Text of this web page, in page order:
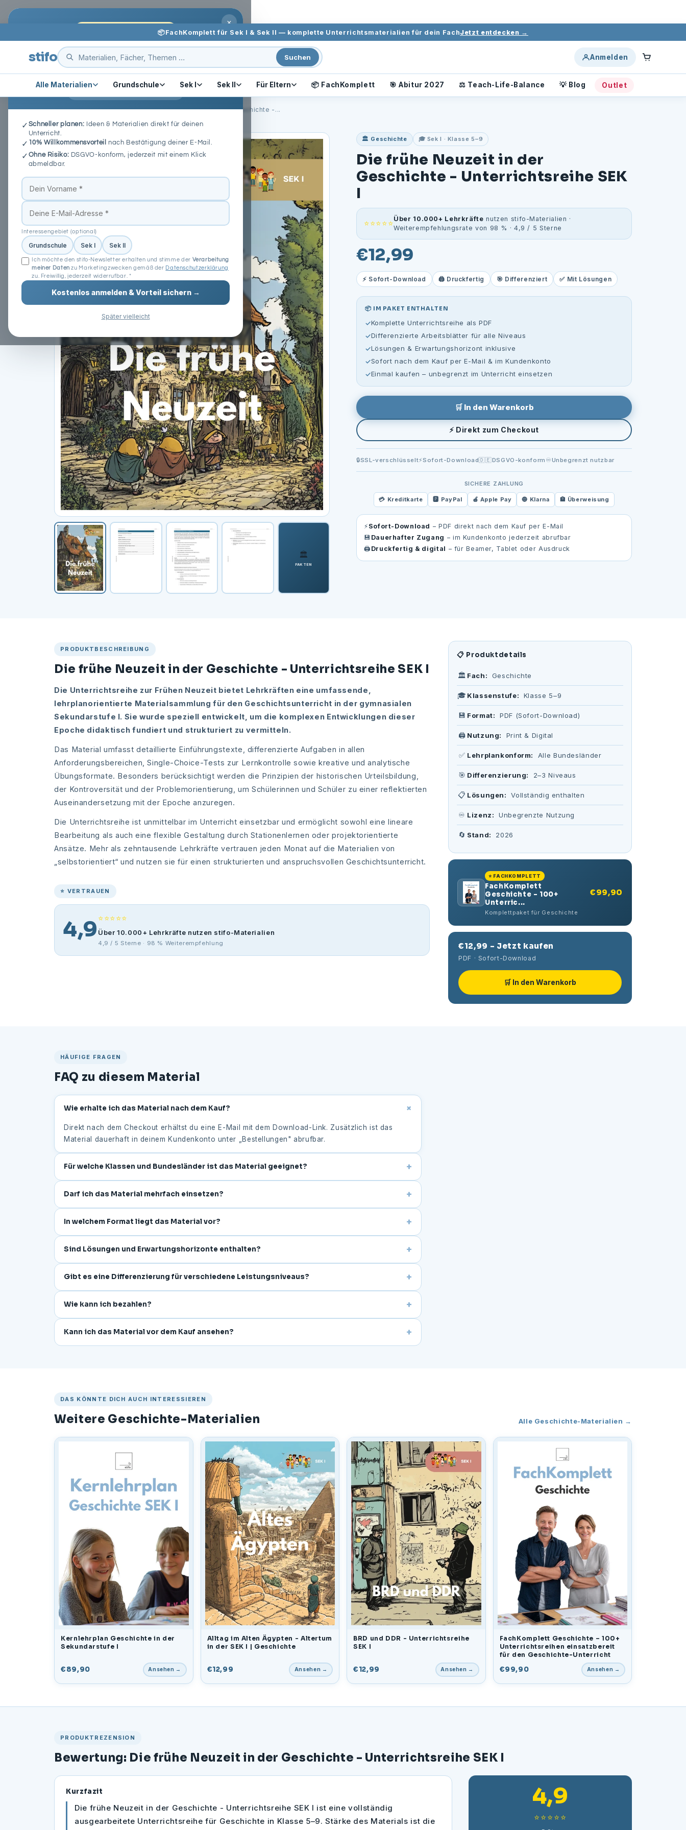
×
KOSTENLOS FÜR LEHRKRÄFTE
Unterricht leichter vorbereiten
Praktische Ideen, neue Materialien und dein 10%-
Willkommenscode per Mail.
✓ Schneller planen: Ideen & Materialien direkt für deinen
Unterricht.
✓ 10% Willkommensvorteil nach Bestätigung deiner E-Mail.
✓ Ohne Risiko: DSGVO-konform, jederzeit mit einem Klick
abmeldbar.
Interessengebiet (optional)
Grundschule Sek I Sek II
Ich möchte den stifo-Newsletter erhalten und stimme der Verarbeitung
meiner Daten zu Marketingzwecken gemäß der Datenschutzerklärung
zu. Freiwillig, jederzeit widerrufbar. *
Kostenlos anmelden & Vorteil sichern →
Später vielleicht
stifo - Students & Teachers Innovate Forward
📦FachKomplett für Sek I & Sek II — komplette Unterrichtsmaterialien für dein FachJetzt entdecken →
stifo Suchen Anmelden
Alle Materialien Grundschule Sek I Sek II Für Eltern 📦 FachKomplett 🎯 Abitur 2027 ⚖️ Teach-Life-Balance 💡 Blog Outlet
stifo.de›Sek I›🏛️ Geschichte›Die frühe Neuzeit in der Geschichte -...
📄 PDF
🏛️
FAKTEN
🏛️ Geschichte 🎓 Sek I · Klasse 5–9
Die frühe Neuzeit in der
Geschichte - Unterrichtsreihe SEK
I
⭐⭐⭐⭐⭐Über 10.000+ Lehrkräfte nutzen stifo-Materialien ·
Weiterempfehlungsrate von 98 % · 4,9 / 5 Sterne
€12,99
⚡ Sofort-Download 🖨️ Druckfertig 🎯 Differenziert ✅ Mit Lösungen
📦 IM PAKET ENTHALTEN
Komplette Unterrichtsreihe als PDF
Differenzierte Arbeitsblätter für alle Niveaus
Lösungen & Erwartungshorizont inklusive
Sofort nach dem Kauf per E-Mail & im Kundenkonto
Einmal kaufen – unbegrenzt im Unterricht einsetzen
🛒 In den Warenkorb
⚡ Direkt zum Checkout
🔒SSL-verschlüsselt⚡Sofort-Download🇩🇪DSGVO-konform ♾️Unbegrenzt nutzbar
SICHERE ZAHLUNG
💳 Kreditkarte 🅿️ PayPal 🍎 Apple Pay 🔵 Klarna 🏦 Überweisung
⚡Sofort-Download – PDF direkt nach dem Kauf per E-Mail
💾 Dauerhafter Zugang – im Kundenkonto jederzeit abrufbar
🖨️ Druckfertig & digital – für Beamer, Tablet oder Ausdruck
PRODUKTBESCHREIBUNG
Die frühe Neuzeit in der Geschichte - Unterrichtsreihe SEK I
Die Unterrichtsreihe zur Frühen Neuzeit bietet Lehrkräften eine umfassende,
lehrplanorientierte Materialsammlung für den Geschichtsunterricht in der gymnasialen
Sekundarstufe I. Sie wurde speziell entwickelt, um die komplexen Entwicklungen dieser
Epoche didaktisch fundiert und strukturiert zu vermitteln.
Das Material umfasst detaillierte Einführungstexte, differenzierte Aufgaben in allen
Anforderungsbereichen, Single-Choice-Tests zur Lernkontrolle sowie kreative und analytische
Übungsformate. Besonders berücksichtigt werden die Prinzipien der historischen Urteilsbildung,
der Kontroversität und der Problemorientierung, um Schülerinnen und Schüler zu einer reflektierten
Auseinandersetzung mit der Epoche anzuregen.
Die Unterrichtsreihe ist unmittelbar im Unterricht einsetzbar und ermöglicht sowohl eine lineare
Bearbeitung als auch eine flexible Gestaltung durch Stationenlernen oder projektorientierte
Ansätze. Mehr als zehntausende Lehrkräfte vertrauen jeden Monat auf die Materialien von
„selbstorientiert“ und nutzen sie für einen strukturierten und anspruchsvollen Geschichtsunterricht.
⭐ VERTRAUEN
4,9 ⭐⭐⭐⭐⭐
Über 10.000+ Lehrkräfte nutzen stifo-Materialien
4,9 / 5 Sterne · 98 % Weiterempfehlung
📋 Produktdetails
🏛️ Fach: Geschichte
🎓 Klassenstufe: Klasse 5–9
💾 Format: PDF (Sofort-Download)
🖨️ Nutzung: Print & Digital
✅ Lehrplankonform: Alle Bundesländer
🎯 Differenzierung: 2–3 Niveaus
📋 Lösungen: Vollständig enthalten
♾️ Lizenz: Unbegrenzte Nutzung
🔄 Stand: 2026
⭐ FACHKOMPLETT
FachKomplett
Geschichte – 100+
Unterric...
Komplettpaket für Geschichte
€99,90
€12,99 – Jetzt kaufen
PDF · Sofort-Download
🛒 In den Warenkorb
HÄUFIGE FRAGEN
FAQ zu diesem Material
Wie erhalte ich das Material nach dem Kauf? +
Direkt nach dem Checkout erhältst du eine E-Mail mit dem Download-Link. Zusätzlich ist das
Material dauerhaft in deinem Kundenkonto unter „Bestellungen" abrufbar.
Für welche Klassen und Bundesländer ist das Material geeignet? +
Darf ich das Material mehrfach einsetzen? +
In welchem Format liegt das Material vor? +
Sind Lösungen und Erwartungshorizonte enthalten? +
Gibt es eine Differenzierung für verschiedene Leistungsniveaus? +
Wie kann ich bezahlen? +
Kann ich das Material vor dem Kauf ansehen? +
DAS KÖNNTE DICH AUCH INTERESSIEREN
Weitere Geschichte-Materialien Alle Geschichte-Materialien →
Kernlehrplan Geschichte in der
Sekundarstufe I
€89,90 Ansehen →
Alltag im Alten Ägypten - Altertum
in der SEK I | Geschichte
€12,99 Ansehen →
BRD und DDR - Unterrichtsreihe
SEK I
€12,99 Ansehen →
FachKomplett Geschichte – 100+
Unterrichtsreihen einsatzbereit
für den Geschichte-Unterricht
€99,90 Ansehen →
PRODUKTREZENSION
Bewertung: Die frühe Neuzeit in der Geschichte - Unterrichtsreihe SEK I
Kurzfazit
Die frühe Neuzeit in der Geschichte - Unterrichtsreihe SEK I ist eine vollständig
ausgearbeitete Unterrichtsreihe für Geschichte in Klasse 5–9. Stärke des Materials ist die
4,9
⭐⭐⭐⭐⭐